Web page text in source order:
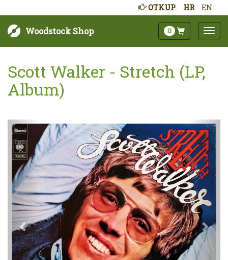
HR EN
OTKUP
Woodstock Shop 0
Scott Walker - Stretch (LP,
Album)
Sljedeće